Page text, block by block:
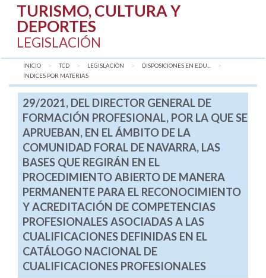
TURISMO, CULTURA Y
DEPORTES
LEGISLACIÓN
INICIO TCD LEGISLACIÓN
DISPOSICIONES EN EDU...
AQUÍ:
ÍNDICES POR MATERIAS
29/2021, DEL DIRECTOR GENERAL DE
FORMACIÓN PROFESIONAL, POR LA QUE SE
APRUEBAN, EN EL ÁMBITO DE LA
COMUNIDAD FORAL DE NAVARRA, LAS
BASES QUE REGIRÁN EN EL
PROCEDIMIENTO ABIERTO DE MANERA
PERMANENTE PARA EL RECONOCIMIENTO
Y ACREDITACIÓN DE COMPETENCIAS
PROFESIONALES ASOCIADAS A LAS
CUALIFICACIONES DEFINIDAS EN EL
CATÁLOGO NACIONAL DE
CUALIFICACIONES PROFESIONALES